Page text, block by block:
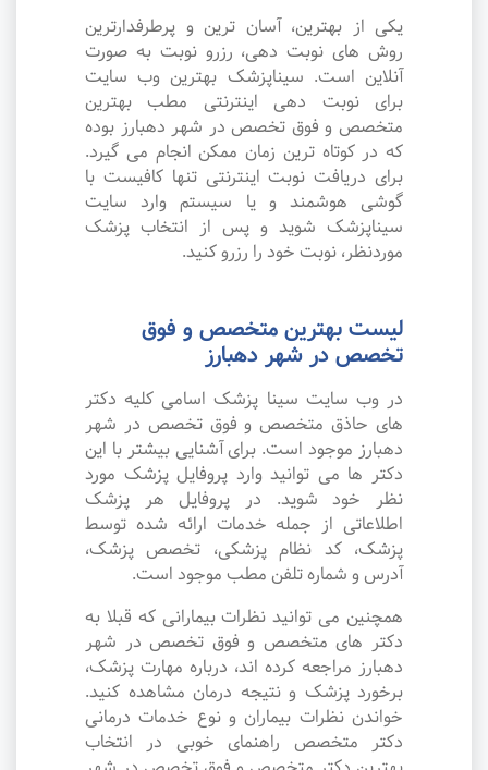
یکی از بهترین، آسان ترین و پرطرفدارترین
روش های نوبت دهی، رزرو نوبت به صورت
آنلاین است. سیناپزشک بهترین وب سایت
برای نوبت دهی اینترنتی مطب بهترین
متخصص و فوق تخصص در شهر دهبارز بوده
که در کوتاه ترین زمان ممکن انجام می گیرد.
برای دریافت نوبت اینترنتی تنها کافیست با
گوشی هوشمند و یا سیستم وارد سایت
سیناپزشک شوید و پس از انتخاب پزشک
موردنظر، نوبت خود را رزرو کنید.
لیست بهترین متخصص و فوق
تخصص در شهر دهبارز
در وب سایت سینا پزشک اسامی کلیه دکتر
های حاذق متخصص و فوق تخصص در شهر
دهبارز موجود است. برای آشنایی بیشتر با این
دکتر ها می توانید وارد پروفایل پزشک مورد
نظر خود شوید. در پروفایل هر پزشک
اطلاعاتی از جمله خدمات ارائه شده توسط
پزشک، کد نظام پزشکی، تخصص پزشک،
آدرس و شماره تلفن مطب موجود است.
همچنین می توانید نظرات بیمارانی که قبلا به
دکتر های متخصص و فوق تخصص در شهر
دهبارز مراجعه کرده اند، درباره مهارت پزشک،
برخورد پزشک و نتیجه درمان مشاهده کنید.
خواندن نظرات بیماران و نوع خدمات درمانی
دکتر متخصص راهنمای خوبی در انتخاب